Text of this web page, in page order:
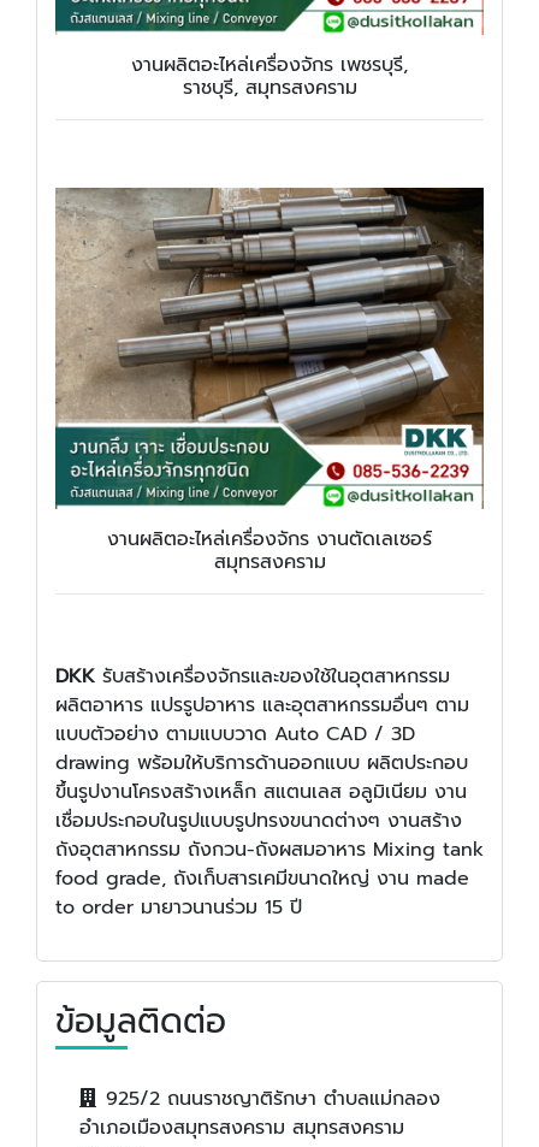
งานผลิตอะไหล่เครื่องจักร เพชรบุรี,
ราชบุรี, สมุทรสงคราม
งานผลิตอะไหล่เครื่องจักร งานตัดเลเซอร์
สมุทรสงคราม
DKK รับสร้างเครื่องจักรและของใช้ในอุตสาหกรรม
ผลิตอาหาร แปรรูปอาหาร และอุตสาหกรรมอื่นๆ ตาม
แบบตัวอย่าง ตามแบบวาด Auto CAD / 3D
drawing พร้อมให้บริการด้านออกแบบ ผลิตประกอบ
ขึ้นรูปงานโครงสร้างเหล็ก สแตนเลส อลูมิเนียม งาน
เชื่อมประกอบในรูปแบบรูปทรงขนาดต่างๆ งานสร้าง
ถังอุตสาหกรรม ถังกวน-ถังผสมอาหาร Mixing tank
food grade, ถังเก็บสารเคมีขนาดใหญ่ งาน made
to order มายาวนานร่วม 15 ปี
ข้อมูลติดต่อ
925/2 ถนนราชญาติรักษา ตำบลแม่กลอง
อำเภอเมืองสมุทรสงคราม สมุทรสงคราม